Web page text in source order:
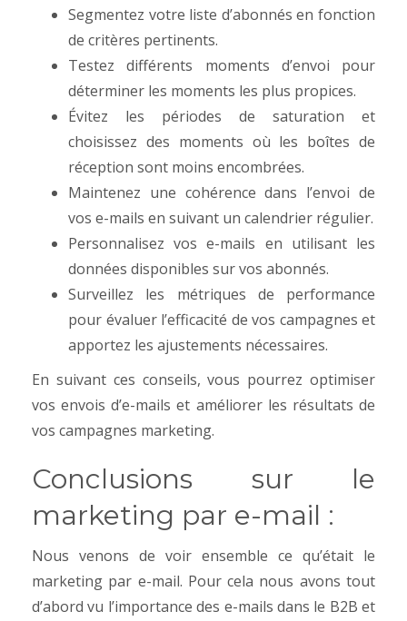
Segmentez votre liste d’abonnés en fonction
de critères pertinents.
Testez différents moments d’envoi pour
déterminer les moments les plus propices.
Évitez les périodes de saturation et
choisissez des moments où les boîtes de
réception sont moins encombrées.
Maintenez une cohérence dans l’envoi de
vos e-mails en suivant un calendrier régulier.
Personnalisez vos e-mails en utilisant les
données disponibles sur vos abonnés.
Surveillez les métriques de performance
pour évaluer l’efficacité de vos campagnes et
apportez les ajustements nécessaires.
En suivant ces conseils, vous pourrez optimiser
vos envois d’e-mails et améliorer les résultats de
vos campagnes marketing.
Conclusions sur le
marketing par e-mail :
Nous venons de voir ensemble ce qu’était le
marketing par e-mail. Pour cela nous avons tout
d’abord vu l’importance des e-mails dans le B2B et